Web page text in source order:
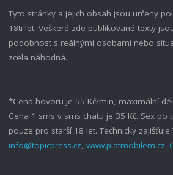
02"
Tyto stránky a jejich obsah jsou určeny
18ti let. Veškeré zde publikované texty
podobnost s reálnými osobami nebo
zcela náhodná.
*Cena hovoru je 55 Kč/min, maximální
Cena 1 sms v sms chatu je 35 Kč. Sex po
pouze pro starší 18 let. Technicky zajišťuje
info@topicpress.cz, www.platmobilem.cz.